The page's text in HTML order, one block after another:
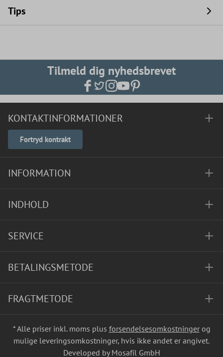
Tips
Tilmeld dig nyhedsbrevet
KONTAKTINFORMATIONER
Fortryd kontrakt
INFORMATION
INDHOLD
SERVICE
BETALINGSMETODE
FRAGTMETODE
* Alle priser inkl. moms plus forsendelsesomkostningerog
mulige leveringsomkostninger, hvis ikke andet er angivet.
Developed by Mosafil GmbH